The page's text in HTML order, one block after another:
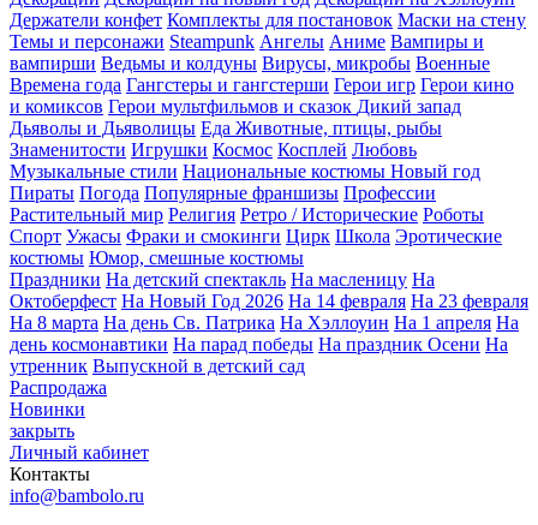
Держатели конфет Комплекты для постановок Маски на стену
Темы и персонажи Steampunk Ангелы Аниме Вампиры и
вампирши Ведьмы и колдуны Вирусы, микробы Военные
Времена года Гангстеры и гангстерши Герои игр Герои кино
и комиксов Герои мультфильмов и сказок Дикий запад
Дьяволы и Дьяволицы Еда Животные, птицы, рыбы
Знаменитости Игрушки Космос Косплей Любовь
Музыкальные стили Национальные костюмы Новый год
Пираты Погода Популярные франшизы Профессии
Растительный мир Религия Ретро / Исторические Роботы
Спорт Ужасы Фраки и смокинги Цирк Школа Эротические
костюмы Юмор, смешные костюмы
Праздники На детский спектакль На масленицу На
Октоберфест На Новый Год 2026 На 14 февраля На 23 февраля
На 8 марта На день Св. Патрика На Хэллоуин На 1 апреля На
день космонавтики На парад победы На праздник Осени На
утренник Выпускной в детский сад
Распродажа
Новинки
закрыть
Личный кабинет
Контакты
info@bambolo.ru